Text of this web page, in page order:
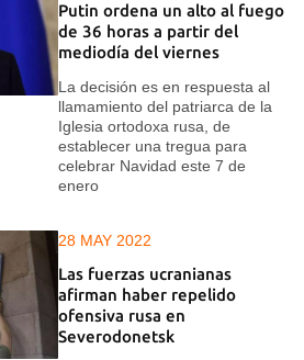
Putin ordena un alto al fuego
de 36 horas a partir del
mediodía del viernes
La decisión es en respuesta al
llamamiento del patriarca de la
Iglesia ortodoxa rusa, de
establecer una tregua para
celebrar Navidad este 7 de
enero
28 MAY 2022
Las fuerzas ucranianas
afirman haber repelido
ofensiva rusa en
Severodonetsk